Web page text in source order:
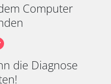
Computer
die Diagnose